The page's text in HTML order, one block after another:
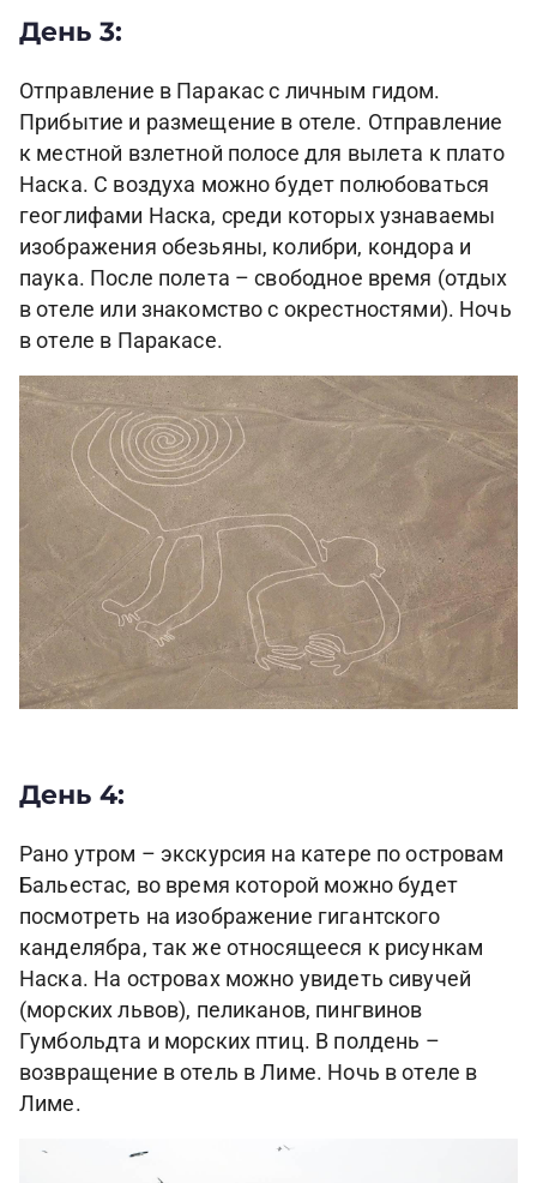
День 3:
Отправление в Паракас с личным гидом.
Прибытие и размещение в отеле. Отправление
к местной взлетной полосе для вылета к плато
Наска. С воздуха можно будет полюбоваться
геоглифами Наска, среди которых узнаваемы
изображения обезьяны, колибри, кондора и
паука. После полета – свободное время (отдых
в отеле или знакомство с окрестностями). Ночь
в отеле в Паракасе.
День 4:
Рано утром – экскурсия на катере по островам
Бальестас, во время которой можно будет
посмотреть на изображение гигантского
канделябра, так же относящееся к рисункам
Наска. На островах можно увидеть сивучей
(морских львов), пеликанов, пингвинов
Гумбольдта и морских птиц. В полдень –
возвращение в отель в Лиме. Ночь в отеле в
Лиме.